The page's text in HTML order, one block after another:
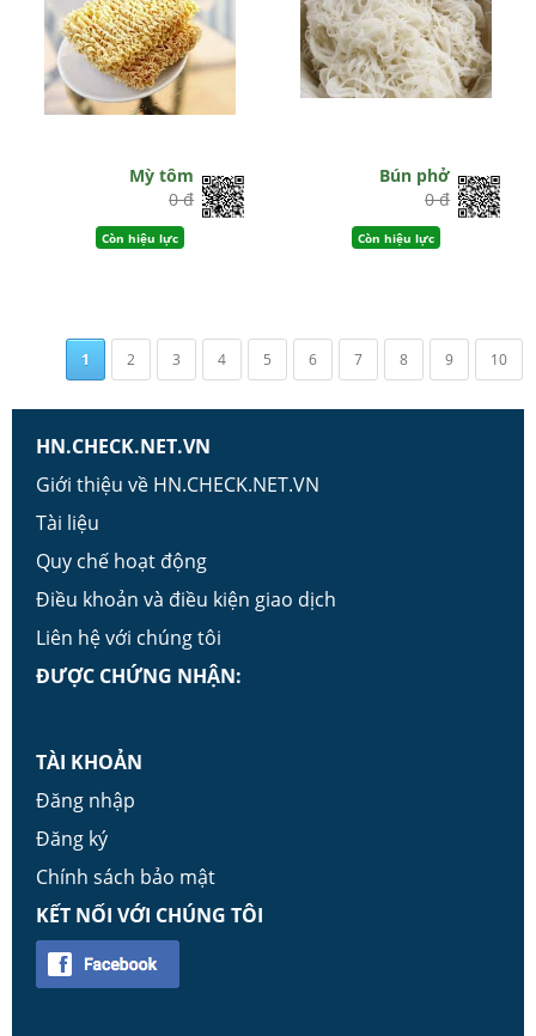
Mỳ tôm
0 đ
Còn hiệu lực
Bún phở
0 đ
Còn hiệu lực
1 2 3 4 5 6 7 8 9 10
HN.CHECK.NET.VN
Giới thiệu về HN.CHECK.NET.VN
Tài liệu
Quy chế hoạt động
Điều khoản và điều kiện giao dịch
Liên hệ với chúng tôi
ĐƯỢC CHỨNG NHẬN:
TÀI KHOẢN
Đăng nhập
Đăng ký
Chính sách bảo mật
KẾT NỐI VỚI CHÚNG TÔI